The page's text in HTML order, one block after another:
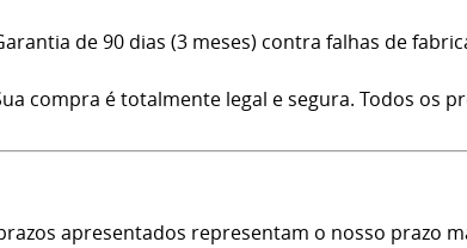
de 90 dias (3 meses) contra falhas de
compra é totalmente legal e segura. Todos os
apresentados representam o nosso prazo